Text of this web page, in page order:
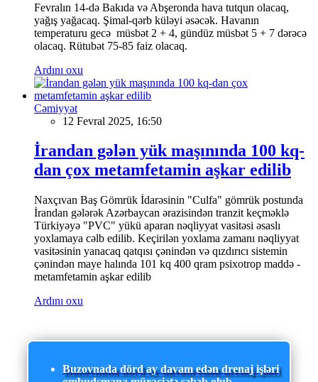
Fevralın 14-də Bakıda və Abşeronda hava tutqun olacaq,
yağış yağacaq. Şimal-qərb küləyi əsəcək. Havanın
temperaturu gecə müsbət 2 + 4, gündüz müsbət 5 + 7 dərəcə
olacaq. Rütubət 75-85 faiz olacaq.
Ardını oxu
Cəmiyyət
12 Fevral 2025, 16:50
İrandan gələn yük maşınında 100 kq-
dan çox metamfetamin aşkar edilib
Naxçıvan Baş Gömrük İdarəsinin "Culfa" gömrük postunda
İrandan gələrək Azərbaycan ərazisindən tranzit keçməklə
Türkiyəyə "PVC" yükü aparan nəqliyyat vasitəsi əsaslı
yoxlamaya cəlb edilib. Keçirilən yoxlama zamanı nəqliyyat
vasitəsinin yanacaq qatqısı çənindən və qızdırıcı sistemin
çənindən maye halında 101 kq 400 qram psixotrop maddə -
metamfetamin aşkar edilib
Ardını oxu
Buzovnada dörd ay davam edən drenaj işləri